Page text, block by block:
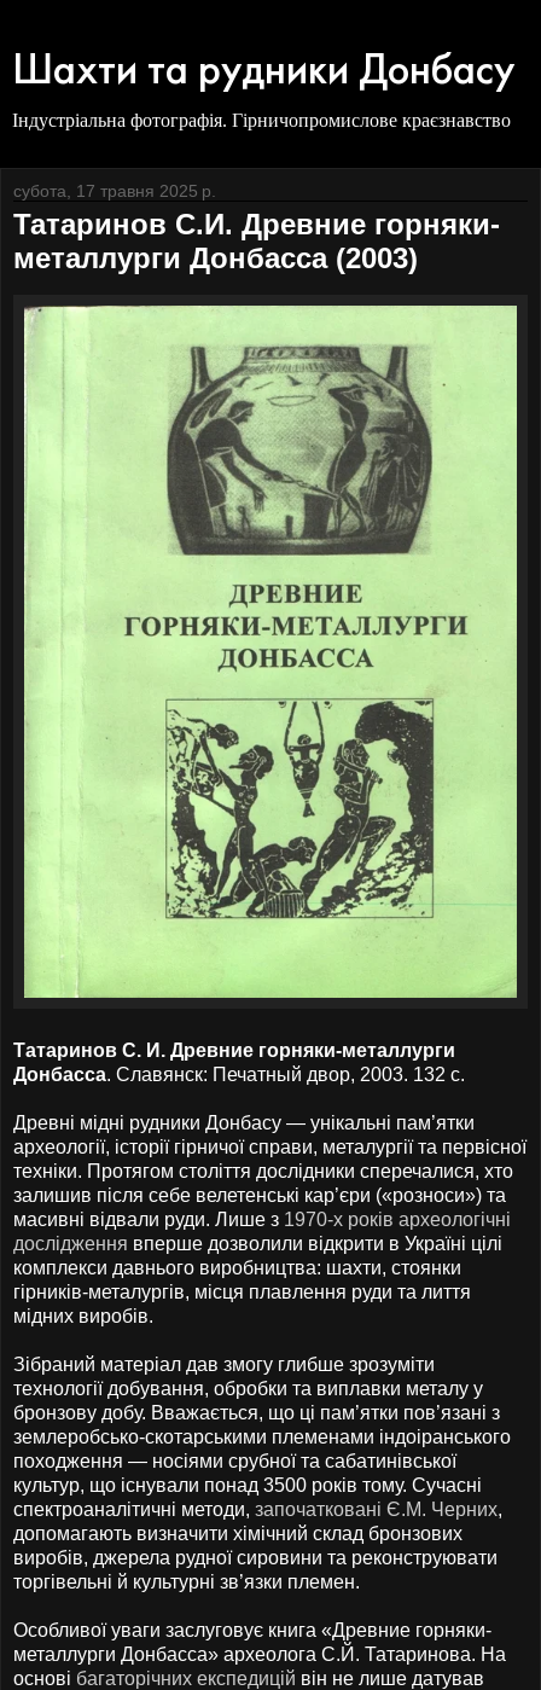
Шахти та рудники Донбасу
Індустріальна фотографія. Гірничопромислове краєзнавство
субота, 17 травня 2025 р.
Татаринов С.И. Древние горняки-
металлурги Донбасса (2003)
Татаринов С. И. Древние горняки-металлурги
Донбасса. Славянск: Печатный двор, 2003. 132 с.
Древні мідні рудники Донбасу — унікальні пам’ятки
археології, історії гірничої справи, металургії та первісної
техніки. Протягом століття дослідники сперечалися, хто
залишив після себе велетенські кар’єри («розноси») та
масивні відвали руди. Лише з 1970-х років археологічні
дослідження вперше дозволили відкрити в Україні цілі
комплекси давнього виробництва: шахти, стоянки
гірників-металургів, місця плавлення руди та лиття
мідних виробів.
Зібраний матеріал дав змогу глибше зрозуміти
технології добування, обробки та виплавки металу у
бронзову добу. Вважається, що ці пам’ятки пов’язані з
землеробсько-скотарськими племенами індоіранського
походження — носіями срубної та сабатинівської
культур, що існували понад 3500 років тому. Сучасні
спектроаналітичні методи, започатковані Є.М. Черних,
допомагають визначити хімічний склад бронзових
виробів, джерела рудної сировини та реконструювати
торгівельні й культурні зв’язки племен.
Особливої уваги заслуговує книга «Древние горняки-
металлурги Донбасса» археолога С.Й. Татаринова. На
основі багаторічних експедицій він не лише датував